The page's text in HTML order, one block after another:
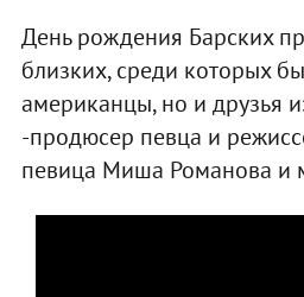
День рождения Барских
близких, среди которых
американцы, но и друзья
-продюсер певца и
певица Миша Романова и